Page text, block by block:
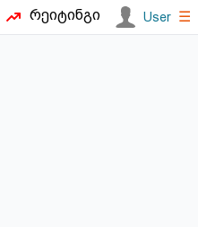
რეიტინგი User ☰